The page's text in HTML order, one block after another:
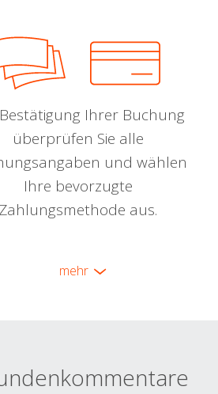
Ihrer Buchung
überprüfen Sie alle
und wählen
Ihre bevorzugte
Zahlungsmethode aus.
mehr